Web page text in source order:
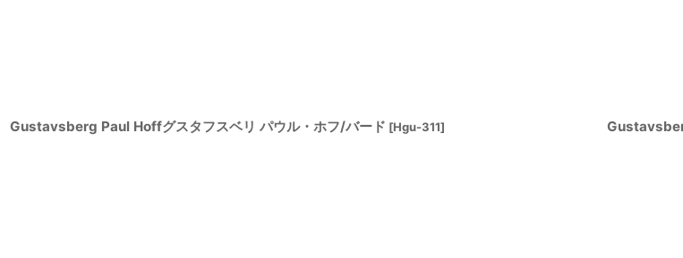
Gustavsberg Paul Hoffグスタフスベリ パウル・ホフ/バード [Hgu-311]